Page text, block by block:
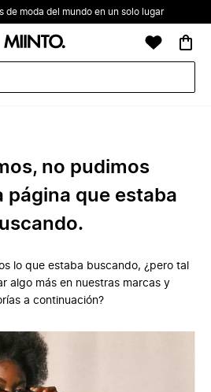
de moda del mundo en un solo lugar
no pudimos
página que estaba
lo que estaba buscando, ¿pero tal
algo más en nuestras marcas y
a continuación?